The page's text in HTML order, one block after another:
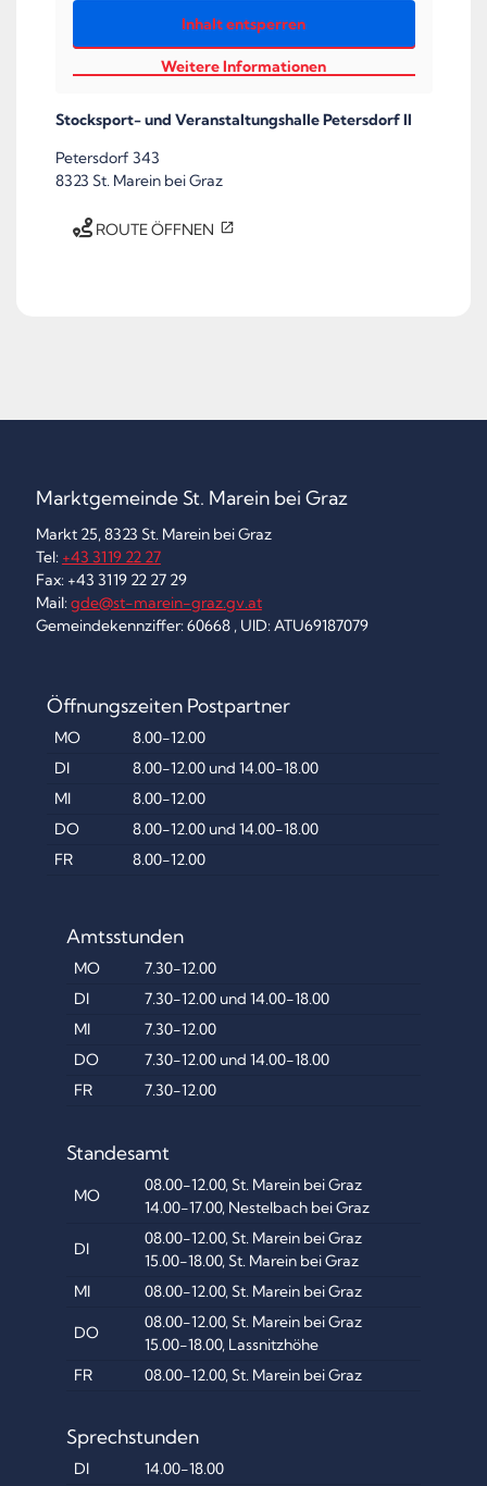
Inhalt entsperren
Weitere Informationen
Stocksport- und Veranstaltungshalle Petersdorf II
Petersdorf 343
8323 St. Marein bei Graz
ROUTE ÖFFNEN
Marktgemeinde St. Marein bei Graz
Markt 25, 8323 St. Marein bei Graz
Tel: +43 3119 22 27
Fax: +43 3119 22 27 29
Mail:gde@st-marein-graz.gv.at
Gemeindekennziffer: 60668 , UID: ATU69187079
Öffnungszeiten Postpartner
MO
8.00-12.00
DI
8.00-12.00 und 14.00-18.00
MI
8.00-12.00
DO
8.00-12.00 und 14.00-18.00
FR
8.00-12.00
Amtsstunden
MO
7.30-12.00
DI
7.30-12.00 und 14.00-18.00
MI
7.30-12.00
DO
7.30-12.00 und 14.00-18.00
FR
7.30-12.00
Standesamt
MO
08.00-12.00, St. Marein bei Graz
14.00-17.00, Nestelbach bei Graz
DI
08.00-12.00, St. Marein bei Graz
15.00-18.00, St. Marein bei Graz
MI
08.00-12.00, St. Marein bei Graz
DO
08.00-12.00, St. Marein bei Graz
15.00-18.00, Lassnitzhöhe
FR
08.00-12.00, St. Marein bei Graz
Sprechstunden
DI 14.00-18.00